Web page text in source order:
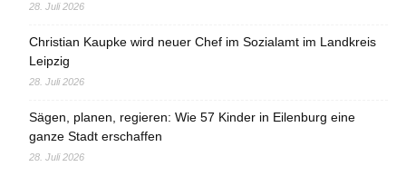
28. Juli 2026
Christian Kaupke wird neuer Chef im Sozialamt im Landkreis
Leipzig
28. Juli 2026
Sägen, planen, regieren: Wie 57 Kinder in Eilenburg eine
ganze Stadt erschaffen
28. Juli 2026